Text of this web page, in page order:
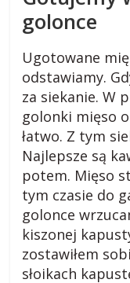
golonce
Ugotowane
odstawiamy.
za siekanie. W
golonki mięso
łatwo. Z tym
Najlepsze są
potem. Mięso
tym czasie do
golonce
kiszonej
zostawiłem
słoikach